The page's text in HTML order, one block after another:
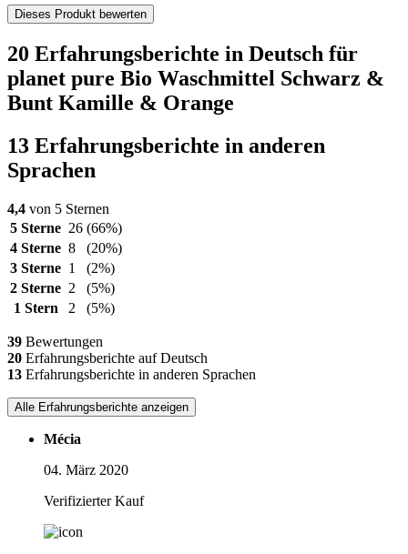
Dieses Produkt bewerten
20 Erfahrungsberichte in Deutsch für
planet pure Bio Waschmittel Schwarz &
Bunt Kamille & Orange
13 Erfahrungsberichte in anderen
Sprachen
4,4 von 5 Sternen
5 Sterne 26 (66%)
4 Sterne 8
(20%)
3 Sterne 1
(2%)
2 Sterne 2
(5%)
1 Stern
2 (5%)
39 Bewertungen
20 Erfahrungsberichte auf Deutsch
13 Erfahrungsberichte in anderen Sprachen
Alle Erfahrungsberichte anzeigen
Mécia
04. März 2020
Verifizierter Kauf